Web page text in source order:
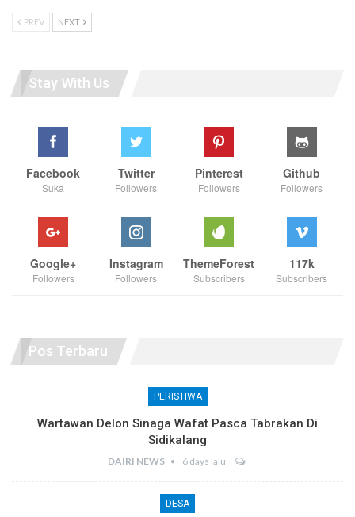
PREV NEXT
Stay With Us
Facebook
Suka
Twitter
Followers
Pinterest
Followers
Github
Followers
Google+
Followers
Instagram
Followers
ThemeForest
Subscribers
117k
Subscribers
Pos Terbaru
PERISTIWA
Wartawan Delon Sinaga Wafat Pasca Tabrakan Di
Sidikalang
DAIRI NEWS 6 days lalu
DESA